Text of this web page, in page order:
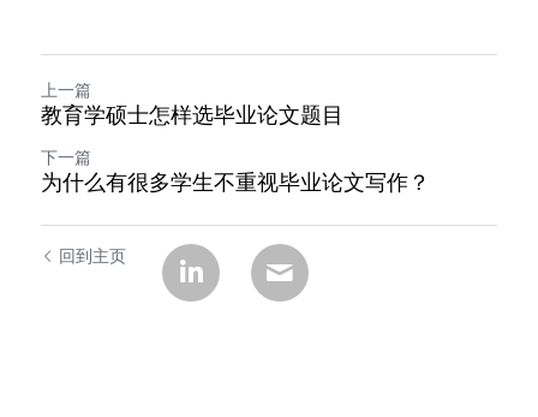
上一篇
教育学硕士怎样选毕业论文题目
下一篇
为什么有很多学生不重视毕业论文写作？
回到主页